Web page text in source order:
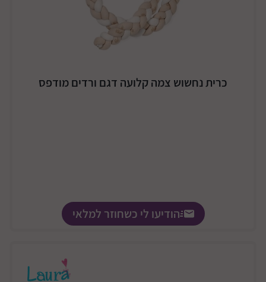
כרית נחשוש צמה קלועה דגם ורדים מודפס
הודיעו לי כשחוזר למלאי